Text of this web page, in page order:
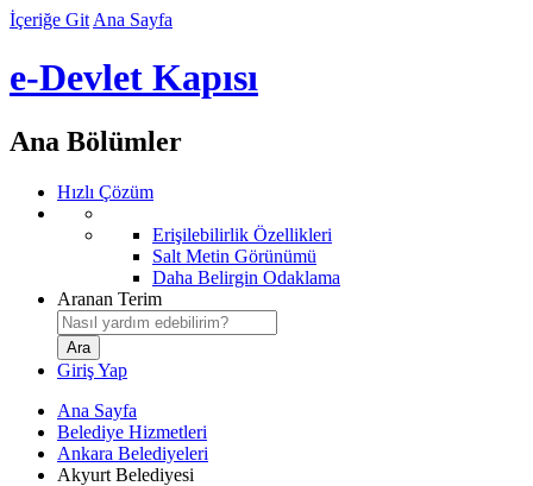
İçeriğe Git Ana Sayfa
e-Devlet Kapısı
Ana Bölümler
Hızlı Çözüm
Erişilebilirlik Özellikleri
Salt Metin Görünümü
Daha Belirgin Odaklama
Aranan Terim
Giriş Yap
Ana Sayfa
Belediye Hizmetleri
Ankara Belediyeleri
Akyurt Belediyesi